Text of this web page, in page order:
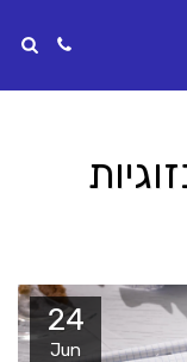
24
Jun